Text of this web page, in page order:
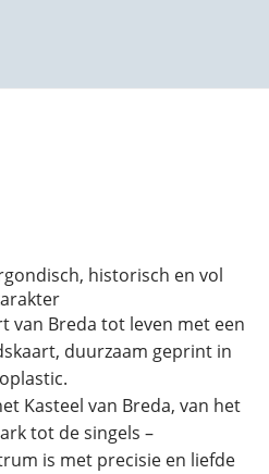
historisch en vol
van Breda tot leven met een
duurzaam geprint in
Kasteel van Breda, van het
tot de singels –
is met precisie en liefde